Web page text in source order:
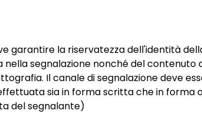
garantire la riservatezza dell'identità
segnalazione nonché del contenuto
Il canale di segnalazione deve
sia in forma scritta che in forma
del segnalante)